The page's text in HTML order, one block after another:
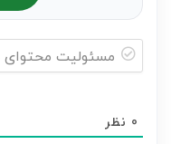
هر
0 نظر